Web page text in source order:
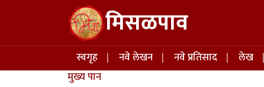
Skip to main content मिसळपाव
Main navigation
स्वगृह नवे लेखन नवे प्रतिसाद लेख
मुख्य पान